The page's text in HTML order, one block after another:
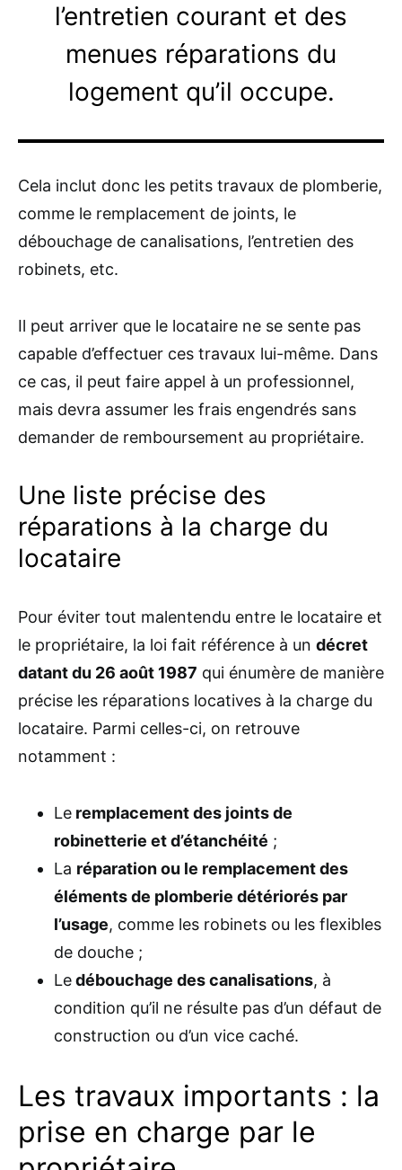
l’entretien courant et des
menues réparations du
logement qu’il occupe.
Cela inclut donc les petits travaux de plomberie,
comme le remplacement de joints, le
débouchage de canalisations, l’entretien des
robinets, etc.
Il peut arriver que le locataire ne se sente pas
capable d’effectuer ces travaux lui-même. Dans
ce cas, il peut faire appel à un professionnel,
mais devra assumer les frais engendrés sans
demander de remboursement au propriétaire.
Une liste précise des
réparations à la charge du
locataire
Pour éviter tout malentendu entre le locataire et
le propriétaire, la loi fait référence à un décret
datant du 26 août 1987 qui énumère de manière
précise les réparations locatives à la charge du
locataire. Parmi celles-ci, on retrouve
notamment :
Le remplacement des joints de
robinetterie et d’étanchéité ;
La réparation ou le remplacement des
éléments de plomberie détériorés par
l’usage, comme les robinets ou les flexibles
de douche ;
Ledébouchage des canalisations, à
condition qu’il ne résulte pas d’un défaut de
construction ou d’un vice caché.
Les travaux importants : la
prise en charge par le